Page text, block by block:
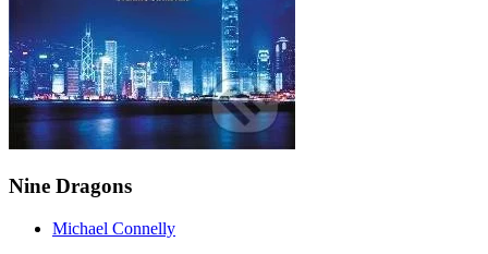
Nine Dragons
Michael Connelly